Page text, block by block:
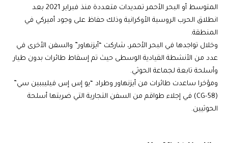
المتوسط أو البحر الأحمر تمديدات متعددة منذ فبراير 2021 بعد
انطلاق الحرب الروسية الأوكرانية وذلك حفاظ على وجود أميركي في
المنطقة.
وخلال تواجدها في البحر الأحمر، شاركت “أيزنهاور” والسفن الأخرى في
عدد من الأنشطة القيادية الوسطى حيث تم إسقاط طائرات بدون طيار
وأسلحة تابعة لجماعة الحوثي.
ومؤخرا ساعدت طائرات من أيزنهاور وطراد “يو إس إس فيليببين سي”
(CG-58) في إجلاء طواقم من السفن التجارية التي ضربتها أسلحة
الحوثيين.